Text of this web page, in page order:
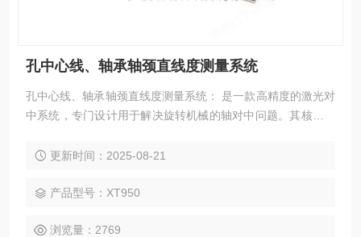
孔中心线、轴承轴颈直线度测量系统
孔中心线、轴承轴颈直线度测量系统： 是一款高精度的激光对
中系统，专门设计用于解决旋转机械的轴对中问题。其核心功
发电机等）的同心度和平行度，确保它们在同一直线上旋转。
更新时间：2025-08-21
产品型号：XT950
浏览量：2769